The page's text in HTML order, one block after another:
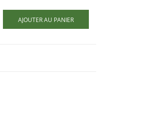
AJOUTER AU PANIER